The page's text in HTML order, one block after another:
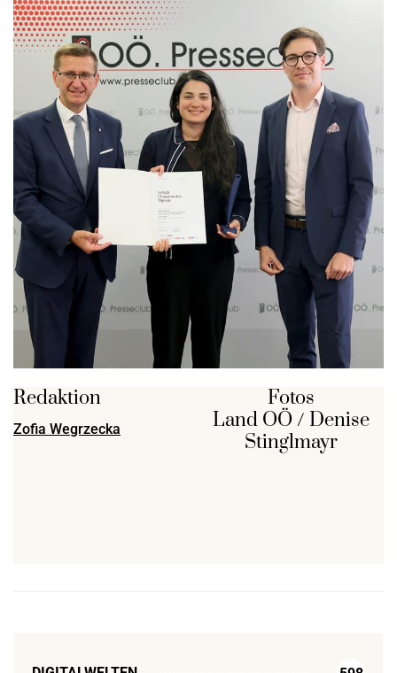
Redaktion
Zofia Wegrzecka
Fotos
Land OÖ / Denise
Stinglmayr